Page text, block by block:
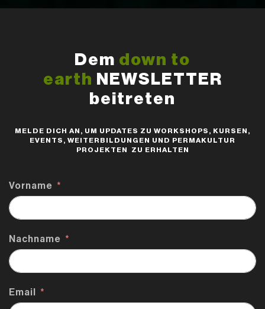
Dem down to
earth NEWSLETTER
beitreten
MELDE DICH AN, UM UPDATES ZU WORKSHOPS, KURSEN,
EVENTS, WEITERBILDUNGEN UND PERMAKULTUR
PROJEKTEN ZU ERHALTEN
Vorname
Nachname
Email